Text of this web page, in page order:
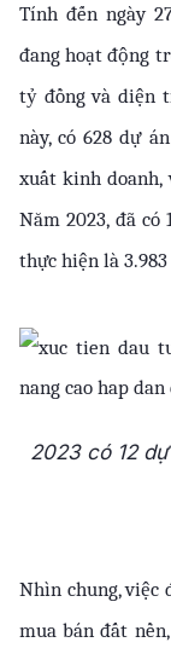
Tính đến ngày
đang hoạt động
tỷ đồng và diện
này, có 628 dự
xuất kinh doanh,
Năm 2023, đã
thực hiện là
2023 có 12
Nhìn chung, việc
mua bán đất